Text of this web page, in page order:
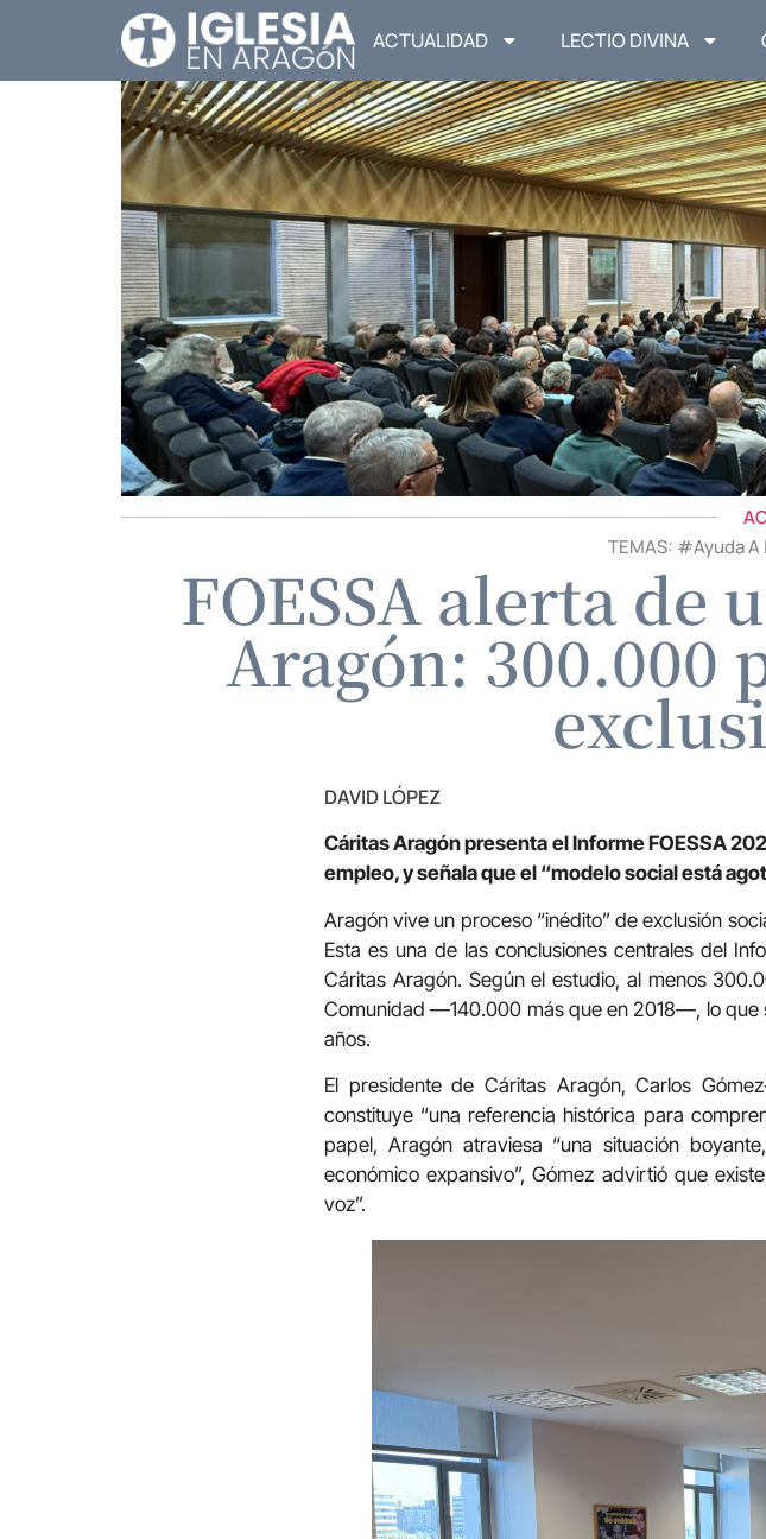
ACTUALIDAD LECTIO DIVINA
TEMAS: #Ayuda
FOESSA alerta de
Aragón: 300.000
DAVID LÓPEZ
Cáritas Aragón presenta el Informe FOESSA
empleo, y señala que el “modelo social está
Aragón vive un proceso “inédito” de exclusión
Esta es una de las conclusiones centrales del
Cáritas Aragón. Según el estudio, al menos
Comunidad —140.000 más que en 2018—, lo que
años.
El presidente de Cáritas Aragón, Carlos
constituye “una referencia histórica para
papel, Aragón atraviesa “una situación
económico expansivo”, Gómez advirtió que
voz”.